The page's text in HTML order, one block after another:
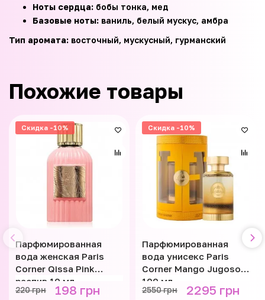
Ноты сердца: бобы тонка, мед
Базовые ноты: ваниль, белый мускус, амбра
Тип аромата: восточный, мускусный, гурманский
Похожие товары
Скидка -10%
Парфюмированная
вода женская Paris
Corner Qissa Pink
распив 10 мл
220 грн 198 грн
Скидка -10%
Парфюмированная
вода унисекс Paris
Corner Mango Jugoso
100 мл
2550 грн 2295 грн